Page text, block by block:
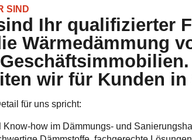
Ihr qualifizierter
Wärmedämmung
wir für Kunden in
Know-how im Dämmungs- und
Dämmstoffe, fachgerechte
und Tatkraft.